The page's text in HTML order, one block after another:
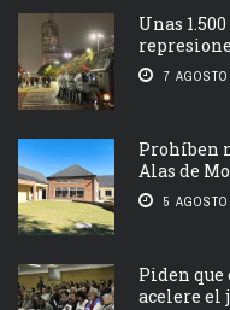
Unas
7
Prohíben
Alas de
5
Piden que
acelere el